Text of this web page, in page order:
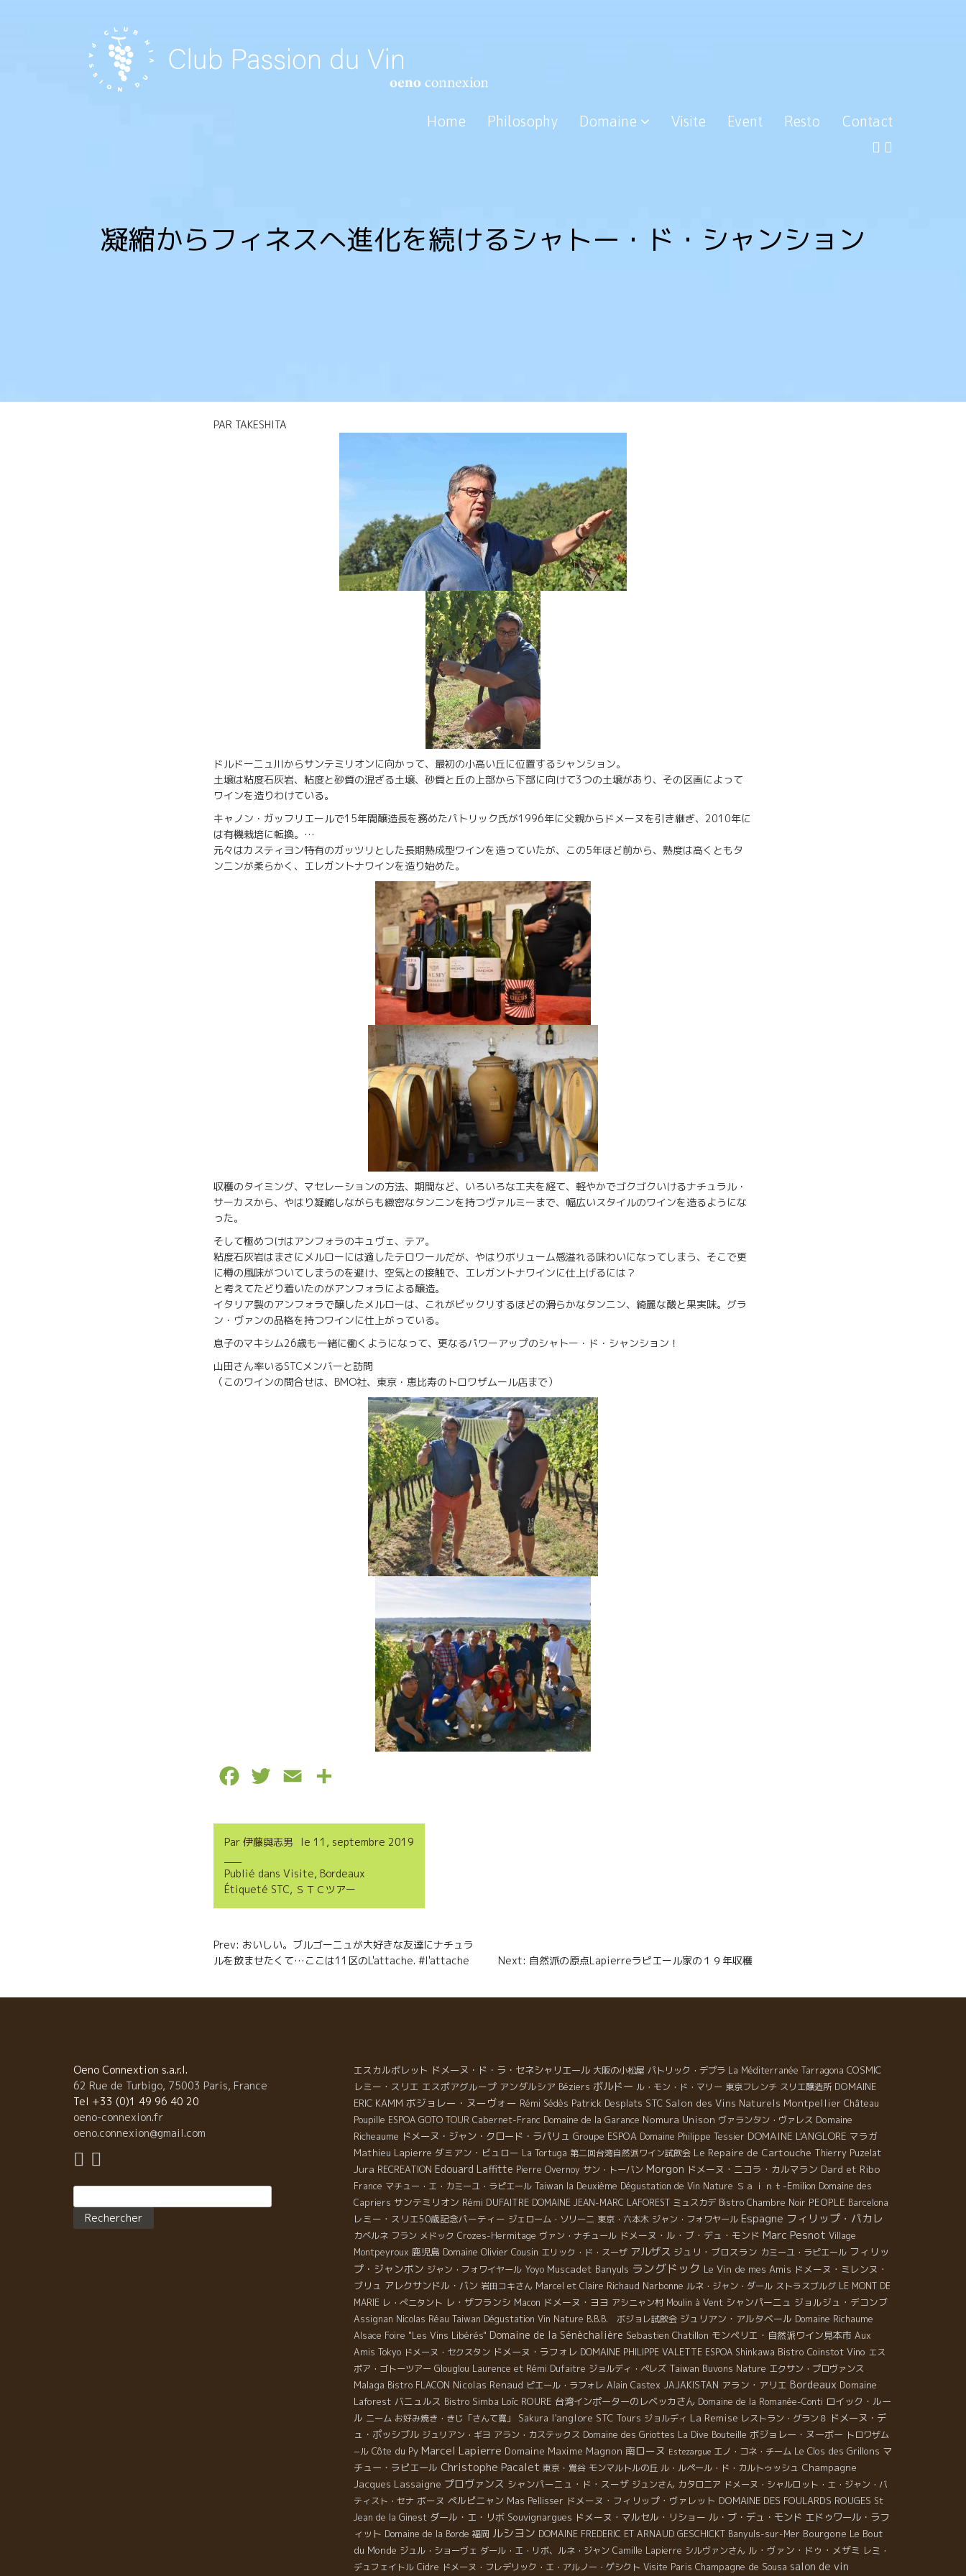
Home Philosophy Domaine Visite Event Resto Contact
凝縮からフィネスへ進化を続けるシャトー・ド・シャンション
PAR TAKESHITA
ドルドーニュ川からサンテミリオンに向かって、最初の小高い丘に位置するシャンション。
土壌は粘度石灰岩、粘度と砂質の混ざる土壌、砂質と丘の上部から下部に向けて3つの土壌があり、その区画によって
ワインを造りわけている。
キャノン・ガッフリエールで15年間醸造長を務めたパトリック氏が1996年に父親からドメーヌを引き継ぎ、2010年に
は有機栽培に転換。…
元々はカスティヨン特有のガッツリとした長期熟成型ワインを造っていたが、この5年ほど前から、熟度は高くともタ
ンニンが柔らかく、エレガントナワインを造り始めた。
収穫のタイミング、マセレーションの方法、期間など、いろいろな工夫を経て、軽やかでゴクゴクいけるナチュラル・
サーカスから、やはり凝縮しながらも緻密なタンニンを持つヴァルミーまで、幅広いスタイルのワインを造るようにな
った。
そして極めつけはアンフォラのキュヴェ、テア。
粘度石灰岩はまさにメルローには適したテロワールだが、やはりボリューム感溢れる味わいになってしまう、そこで更
に樽の風味がついてしまうのを避け、空気との接触で、エレガントナワインに仕上げるには？
と考えてたどり着いたのがアンフォラによる醸造。
イタリア製のアンフォラで醸したメルローは、これがビックリするほどの滑らかなタンニン、綺麗な酸と果実味。グラ
ン・ヴァンの品格を持つワインに仕上がっている。
息子のマキシム26歳も一緒に働くようになって、更なるパワーアップのシャトー・ド・シャンション！
山田さん率いるSTCメンバーと訪問
（このワインの問合せは、BMO社、東京・恵比寿のトロワザムール店まで）
c
b
o
k
i
t
e
a
l
r
a
g
r
Par 伊藤與志男 le 11, septembre 2019
Publié dans Visite, Bordeaux
Étiqueté STC, ＳＴＣツアー
Navigation
de
l’article
Prev: おいしい。ブルゴーニュが大好きな友達にナチュラ
ルを飲ませたくて…ここは11区のL'attache. #l'attache
Next: 自然派の原点Lapierreラピエール家の１９年収穫
Oeno Connextion s.a.r.l.
62 Rue de Turbigo, 75003 Paris, France
Tel +33 (0)1 49 96 40 20
oeno-connexion.fr
oeno.connexion@gmail.com
エスカルポレット ドメーヌ・ド・ラ・セネシャリエール 大阪の小松屋 パトリック・デプラ La Méditerranée Tarragona COSMIC
レミー・スリエ エスポアグループ アンダルシア Béziers ボルドー ル・モン・ド・マリー 東京フレンチ スリエ醸造所 DOMAINE
ERIC KAMM ボジョレー・ヌーヴォー Rémi Sédès Patrick Desplats STC Salon des Vins Naturels Montpellier Château
Poupille ESPOA GOTO TOUR Cabernet-Franc Domaine de la Garance Nomura Unison ヴァランタン・ヴァレス Domaine
Richeaume ドメーヌ・ジャン・クロード・ラパリュ Groupe ESPOA Domaine Philippe Tessier DOMAINE L'ANGLORE マラガ
Mathieu Lapierre ダミアン・ビュロー La Tortuga 第二回台湾自然派ワイン試飲会 Le Repaire de Cartouche Thierry Puzelat
Jura RECREATION Edouard Laffitte Pierre Overnoy サン・トーバン Morgon ドメーヌ・ニコラ・カルマラン Dard et Ribo
France マチュー・エ・カミーユ・ラピエール Taiwan la Deuxième Dégustation de Vin Nature Ｓａｉｎｔ-Emilion Domaine des
Capriers サンテミリオン Rémi DUFAITRE DOMAINE JEAN-MARC LAFOREST ミュスカデ Bistro Chambre Noir PEOPLE Barcelona
レミー・スリエ50歳記念パーティー ジェローム・ソリーニ 東京・六本木 ジャン・フォワヤール Espagne フィリップ・パカレ
カベルネ フラン メドック Crozes-Hermitage ヴァン・ナチュール ドメーヌ・ル・ブ・デュ・モンド Marc Pesnot Village
Montpeyroux 鹿児島 Domaine Olivier Cousin エリック・ド・スーザ アルザス ジュリ・ブロスラン カミーユ・ラピエール フィリッ
プ・ジャンボン ジャン・フォワイヤール Yoyo Muscadet Banyuls ラングドック Le Vin de mes Amis ドメーヌ・ミレンヌ・
ブリュ アレクサンドル・バン 岩田コキさん Marcel et Claire Richaud Narbonne ルネ・ジャン・ダール ストラスブルグ LE MONT DE
MARIE レ・ぺニタント レ・ザフランシ Macon ドメーヌ・ヨヨ アシニャン村 Moulin à Vent シャンパーニュ ジョルジュ・デコンブ
Assignan Nicolas Réau Taiwan Dégustation Vin Nature B.B.B. ボジョレ試飲会 ジュリアン・アルタベール Domaine Richaume
Alsace Foire "Les Vins Libérés" Domaine de la Sénèchalière Sebastien Chatillon モンペリエ・自然派ワイン見本市 Aux
Amis Tokyo ドメーヌ・セクスタン ドメーヌ・ラフォレ DOMAINE PHILIPPE VALETTE ESPOA Shinkawa Bistro Coinstot Vino エス
ポア・ゴトーツアー Glouglou Laurence et Rémi Dufaitre ジョルディ・ペレズ Taiwan Buvons Nature エクサン・プロヴァンス
Malaga Bistro FLACON Nicolas Renaud ピエール・ラフォレ Alain Castex JAJAKISTAN アラン・アリエ Bordeaux Domaine
Laforest バニュルス Bistro Simba Loïc ROURE 台湾インポーターのレベッカさん Domaine de la Romanée-Conti ロイック・ルー
ル ニーム お好み焼き・きじ「さんて寛」 Sakura l'anglore STC Tours ジョルディ La Remise レストラン・グラン８ ドメーヌ・デ
ュ・ポッシブル ジュリアン・ギヨ アラン・カステックス Domaine des Griottes La Dive Bouteille ボジョレー・ヌーボー トロワザム
−ル Côte du Py Marcel Lapierre Domaine Maxime Magnon 南ローヌ Estezargue エノ・コネ・チーム Le Clos des Grillons マ
チュー・ラピエール Christophe Pacalet 東京・鴬谷 モンマルトルの丘 ル・ルペール・ド・カルトゥッシュ Champagne
Jacques Lassaigne プロヴァンス シャンパーニュ・ド・スーザ ジュンさん カタロニア ドメーヌ・シャルロット・エ・ジャン・バ
ティスト・セナ ボーヌ ペルピニャン Mas Pellisser ドメーヌ・フィリップ・ヴァレット DOMAINE DES FOULARDS ROUGES St
Jean de la Ginest ダール・エ・リボ Souvignargues ドメーヌ・マルセル・リショー ル・ブ・デュ・モンド エドゥワール・ラフ
ィット Domaine de la Borde 福岡 ルシヨン DOMAINE FREDERIC ET ARNAUD GESCHICKT Banyuls-sur-Mer Bourgone Le Bout
du Monde ジュル・ショーヴェ ダール・エ・リボ、ルネ・ジャン Camille Lapierre シルヴァンさん ル・ヴァン・ドゥ・メザミ レミ・
デュフェイトル Cidre ドメーヌ・フレデリック・エ・アルノー・ゲシクト Visite Paris Champagne de Sousa salon de vin